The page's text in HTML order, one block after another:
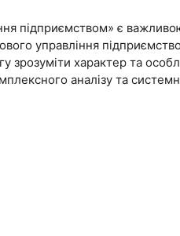
підприємством» є
управління
зрозуміти характер та
аналізу та